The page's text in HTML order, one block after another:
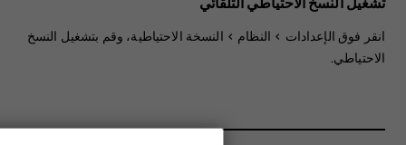
انقر فوق الإعدادات > النظام > النسخة الاحتياطية، وقم بتشغيل النسخ
الاحتياطي.